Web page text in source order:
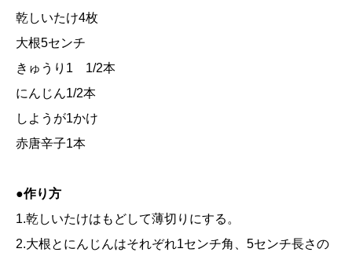
乾しいたけ4枚
大根5センチ
きゅうり1 1/2本
にんじん1/2本
しようが1かけ
赤唐辛子1本
●作り方
1.乾しいたけはもどして薄切りにする。
2.大根とにんじんはそれぞれ1センチ角、5センチ長さの